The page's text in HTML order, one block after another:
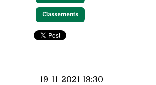
Classements
19-11-2021 19:30